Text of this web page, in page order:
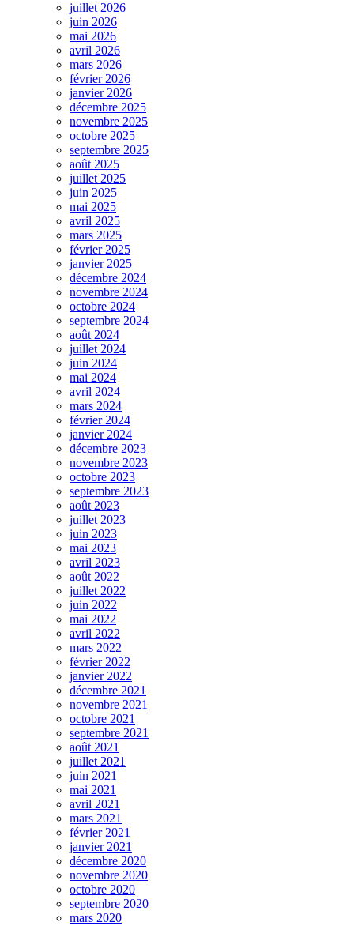
juillet 2026
juin 2026
mai 2026
avril 2026
mars 2026
février 2026
janvier 2026
décembre 2025
novembre 2025
octobre 2025
septembre 2025
août 2025
juillet 2025
juin 2025
mai 2025
avril 2025
mars 2025
février 2025
janvier 2025
décembre 2024
novembre 2024
octobre 2024
septembre 2024
août 2024
juillet 2024
juin 2024
mai 2024
avril 2024
mars 2024
février 2024
janvier 2024
décembre 2023
novembre 2023
octobre 2023
septembre 2023
août 2023
juillet 2023
juin 2023
mai 2023
avril 2023
août 2022
juillet 2022
juin 2022
mai 2022
avril 2022
mars 2022
février 2022
janvier 2022
décembre 2021
novembre 2021
octobre 2021
septembre 2021
août 2021
juillet 2021
juin 2021
mai 2021
avril 2021
mars 2021
février 2021
janvier 2021
décembre 2020
novembre 2020
octobre 2020
septembre 2020
mars 2020